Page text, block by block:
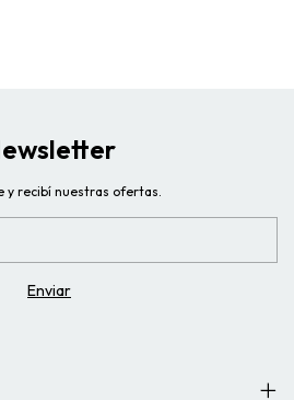
y recibí nuestras ofertas.